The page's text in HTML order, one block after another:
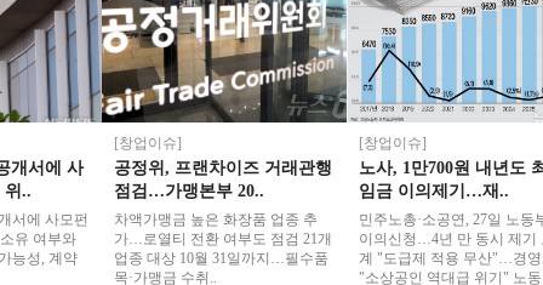
에 사
사모펀
여부와
, 계약
[창업이슈]
공정위, 프랜차이즈 거래관행
점검…가맹본부 20..
차액가맹금 높은 화장품 업종 추
가…로열티 전환 여부도 점검 21개
업종 대상 10월 31일까지…필수품
목·가맹금 수취..
[창업이슈]
노사, 1만700원 내년도 최저
임금 이의제기…재..
민주노총·소공연, 27일 노동부에
이의신청…4년 만 동시 제기 노
계 "도급제 적용 무산"…경영계
"소상공인 역대급 위기" 노동장